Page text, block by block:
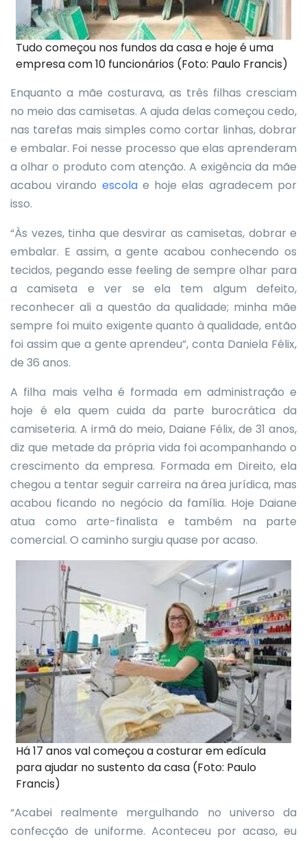
Tudo começou nos fundos da casa e hoje é uma
empresa com 10 funcionários (Foto: Paulo Francis)
Enquanto a mãe costurava, as três filhas cresciam
no meio das camisetas. A ajuda delas começou cedo,
nas tarefas mais simples como cortar linhas, dobrar
e embalar. Foi nesse processo que elas aprenderam
a olhar o produto com atenção. A exigência da mãe
acabou virando escolae hoje elas agradecem por
isso.
“Às vezes, tinha que desvirar as camisetas, dobrar e
embalar. E assim, a gente acabou conhecendo os
tecidos, pegando esse feeling de sempre olhar para
a camiseta e ver se ela tem algum defeito,
reconhecer ali a questão da qualidade; minha mãe
sempre foi muito exigente quanto à qualidade, então
foi assim que a gente aprendeu”, conta Daniela Félix,
de 36 anos.
A filha mais velha é formada em administração e
hoje é ela quem cuida da parte burocrática da
camiseteria. A irmã do meio, Daiane Félix, de 31 anos,
diz que metade da própria vida foi acompanhando o
crescimento da empresa. Formada em Direito, ela
chegou a tentar seguir carreira na área jurídica, mas
acabou ficando no negócio da família. Hoje Daiane
atua como arte-finalista e também na parte
comercial. O caminho surgiu quase por acaso.
Há 17 anos val começou a costurar em edícula
para ajudar no sustento da casa (Foto: Paulo
Francis)
“Acabei realmente mergulhando no universo da
confecção de uniforme. Aconteceu por acaso, eu